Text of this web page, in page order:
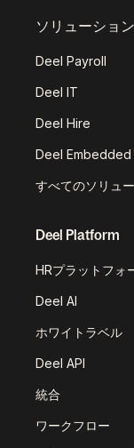
ソリューション
Deel Payroll
Deel IT
Deel Hire
Deel Embedded
すべてのソリュ
Deel Platform
HRプラットフォ
Deel AI
ホワイトラベル
Deel API
統合
ワークフロー